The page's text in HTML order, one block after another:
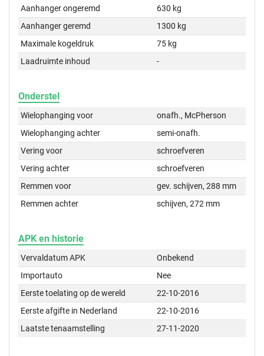
Aanhanger ongeremd
630 kg
Aanhanger geremd
1300 kg
Maximale kogeldruk
75 kg
Laadruimte inhoud
-
Onderstel
Wielophanging voor
onafh., McPherson
Wielophanging achter
semi-onafh.
Vering voor
schroefveren
Vering achter
schroefveren
Remmen voor
gev. schijven, 288 mm
Remmen achter
schijven, 272 mm
APK en historie
Vervaldatum APK
Onbekend
Importauto
Nee
Eerste toelating op de wereld
22-10-2016
Eerste afgifte in Nederland
22-10-2016
Laatste tenaamstelling
27-11-2020